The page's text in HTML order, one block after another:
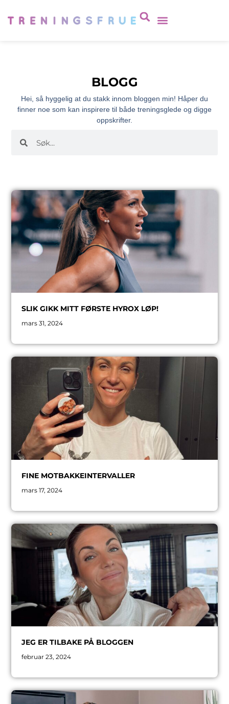
BLOGG
Hei, så hyggelig at du stakk innom bloggen min! Håper du
finner noe som kan inspirere til både treningsglede og digge
oppskrifter.
SLIK GIKK MITT FØRSTE HYROX LØP!
mars 31, 2024
FINE MOTBAKKEINTERVALLER
mars 17, 2024
JEG ER TILBAKE PÅ BLOGGEN
februar 23, 2024